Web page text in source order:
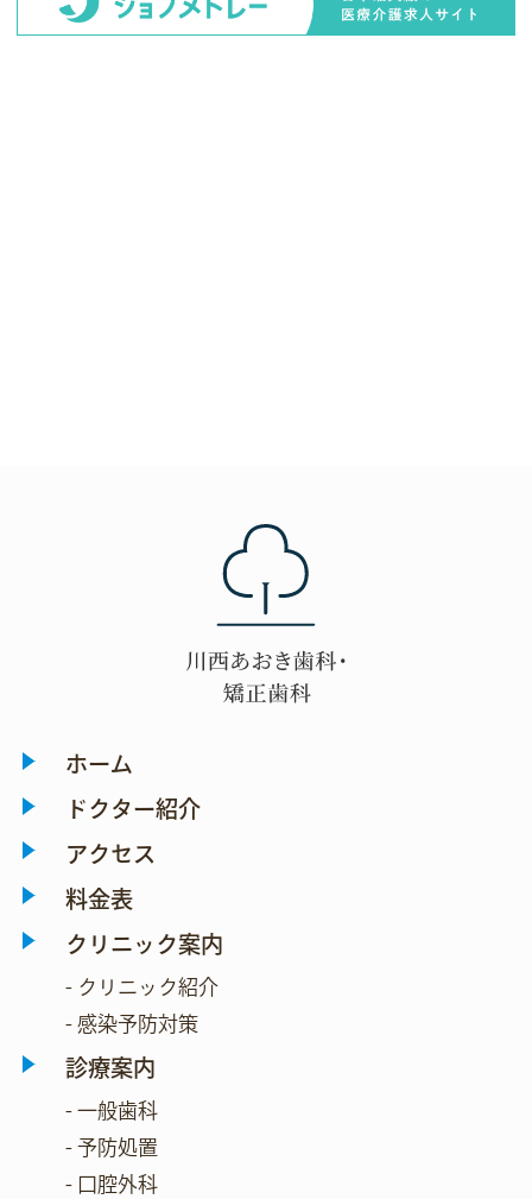
ホーム
ドクター紹介
アクセス
料金表
クリニック案内
- クリニック紹介
- 感染予防対策
診療案内
- 一般歯科
- 予防処置
- 口腔外科